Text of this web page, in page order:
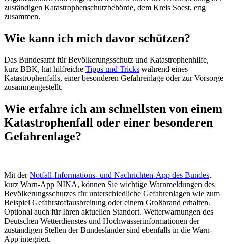
zuständigen Katastrophenschutzbehörde, dem Kreis Soest, eng
zusammen.
Wie kann ich mich davor schützen?
Das Bundesamt für Bevölkerungsschutz und Katastrophenhilfe,
kurz BBK, hat hilfreiche Tipps und Tricks während eines
Katastrophenfalls, einer besonderen Gefahrenlage oder zur Vorsorge
zusammengestellt.
Wie erfahre ich am schnellsten von einem
Katastrophenfall oder einer besonderen
Gefahrenlage?
Mit derNotfall-Informations- und Nachrichten-App des Bundes,
kurz Warn-App NINA, können Sie wichtige Warnmeldungen des
Bevölkerungsschutzes für unterschiedliche Gefahrenlagen wie zum
Beispiel Gefahrstoffausbreitung oder einem Großbrand erhalten.
Optional auch für Ihren aktuellen Standort. Wetterwarnungen des
Deutschen Wetterdienstes und Hochwasserinformationen der
zuständigen Stellen der Bundesländer sind ebenfalls in die Warn-
App integriert.